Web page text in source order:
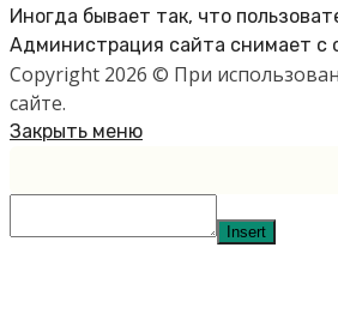
Иногда бывает так, что
Администрация сайта снимает с
Copyright 2026 © При
сайте.
Закрыть меню
Insert